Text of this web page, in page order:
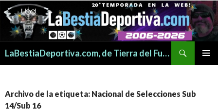
LaBestiaDeportiva.com, de Tierra del Fuego para todo el mundo
Archivo de la etiqueta: Nacional de Selecciones Sub
14/Sub 16